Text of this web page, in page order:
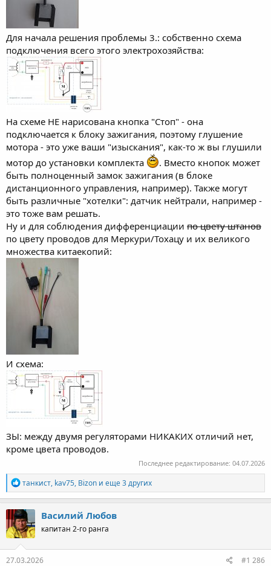
Для начала решения проблемы 3.: собственно схема
подключения всего этого электрохозяйства:
На схеме НЕ нарисована кнопка "Стоп" - она
подключается к блоку зажигания, поэтому глушение
мотора - это уже ваши "изыскания", как-то ж вы глушили
мотор до установки комплекта
. Вместо кнопок может
быть полноценный замок зажигания (в блоке
дистанционного управления, например). Также могут
быть различные "хотелки": датчик нейтрали, например -
это тоже вам решать.
Ну и для соблюдения дифференциации по цвету штанов
по цвету проводов для Меркури/Тохацу и их великого
множества китаекопий:
И схема:
ЗЫ: между двумя регуляторами НИКАКИХ отличий нет,
кроме цвета проводов.
Последнее редактирование: 04.07.2026
Р
е
а
к
ц
и
и
:
танкист, kav75, Bizon и еще 3 других
Василий Любов
капитан 2-го ранга
27.03.2026 #1 286